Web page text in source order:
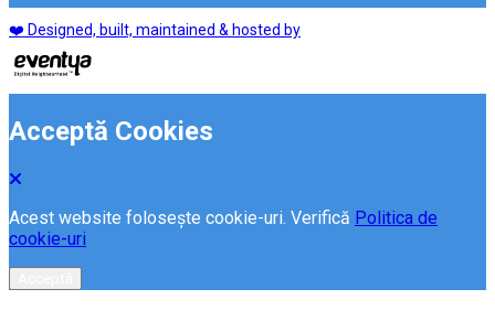
❤️ Designed, built, maintained & hosted by
Acceptă Cookies
Acest website folosește cookie-uri. Verifică Politica de
cookie-uri